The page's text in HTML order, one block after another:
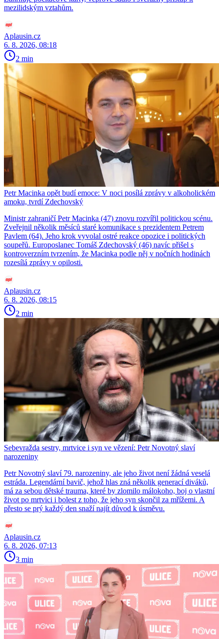
mezilidským vztahům.
Aplausin.cz
6. 8. 2026, 08:18
2 min
Petr Macinka opět budí emoce: V noci posílá zprávy v alkoholickém
amoku, tvrdí Zdechovský
Ministr zahraničí Petr Macinka (47) znovu rozvířil politickou scénu.
Zveřejnil několik měsíců staré komunikace s prezidentem Petrem
Pavlem (64). Jeho krok vyvolal ostré reakce opozice i politických
soupeřů. Europoslanec Tomáš Zdechovský (46) navíc přišel s
kontroverzním tvrzením, že Macinka podle něj v nočních hodinách
rozesílá zprávy v opilosti.
Aplausin.cz
6. 8. 2026, 08:15
2 min
Sebevražda sestry, mrtvice i syn ve vězení: Petr Novotný slaví
narozeniny
Petr Novotný slaví 79. narozeniny, ale jeho život není žádná veselá
estráda. Legendární bavič, jehož hlas zná několik generací diváků,
má za sebou dětské trauma, které by zlomilo málokoho, boj o vlastní
život po mrtvici i bolest z toho, že jeho syn skončil za mřížemi. A
přesto se prý každý den snaží najít důvod k úsměvu.
Aplausin.cz
6. 8. 2026, 07:13
3 min